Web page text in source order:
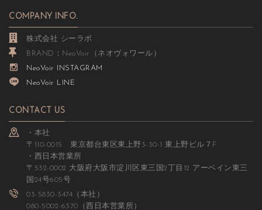
COMPANY INFO.
株式会社 シーラボ
BRAND：NeoVoir（ネオヴォワール）
NeoVoir INSTAGRAM
NeoVoir LINE
CONTACT US
・本社
〒110-0015 東京都台東区東上野3-30-1 東上野ビル７F
・西日本営業所
〒532-0002 大阪府大阪市淀川区東三国2丁目12 アーベイン東三
国24号605号
03-5830-3474（本社）
080-5002-6370（西日本営業所）